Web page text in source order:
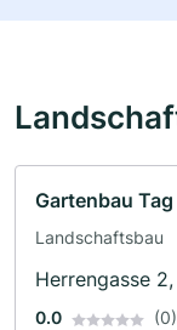
Gartenbau Tag
Landschaftsbau
Herrengasse
0.0 (0)